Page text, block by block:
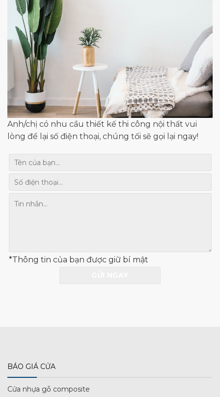
Anh/chị có nhu cầu thiết kế thi công nội thất vui
lòng để lại số điện thoại, chúng tối sẽ gọi lại ngay!
*Thông tin của bạn được giữ bí mật
BÁO GIÁ CỬA
Cửa nhựa gỗ composite